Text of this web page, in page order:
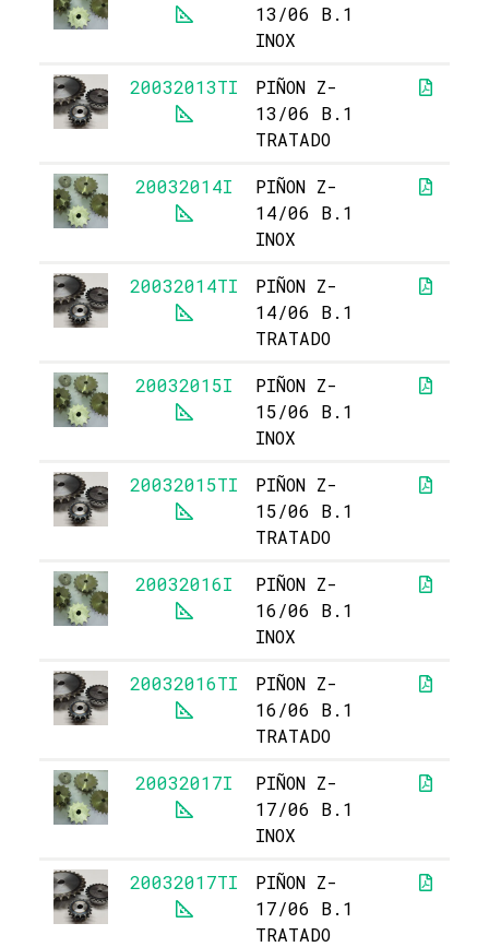
13/06 B.1
INOX
20032013TI
PIÑON Z-
13/06 B.1
TRATADO
20032014I
PIÑON Z-
14/06 B.1
INOX
20032014TI
PIÑON Z-
14/06 B.1
TRATADO
20032015I
PIÑON Z-
15/06 B.1
INOX
20032015TI
PIÑON Z-
15/06 B.1
TRATADO
20032016I
PIÑON Z-
16/06 B.1
INOX
20032016TI
PIÑON Z-
16/06 B.1
TRATADO
20032017I
PIÑON Z-
17/06 B.1
INOX
20032017TI
PIÑON Z-
17/06 B.1
TRATADO